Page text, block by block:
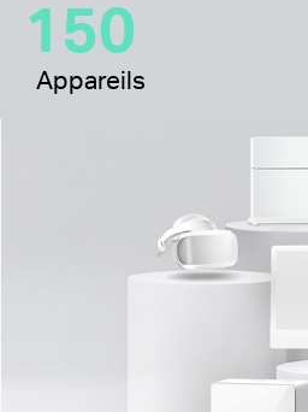
150
Appareils